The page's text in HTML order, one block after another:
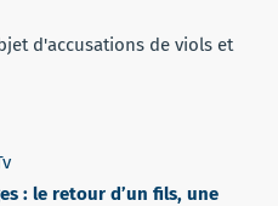
d'accusations de viols et
: le retour d’un fils, une